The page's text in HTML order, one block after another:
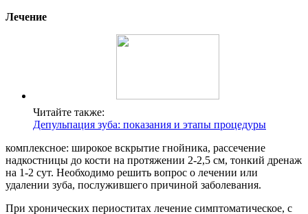
Лечение
Читайте также:
Депульпация зуба: показания и этапы процедуры
комплексное: широкое вскрытие гнойника, рассечение
надкостницы до кости на протяжении 2-2,5 см, тонкий дренаж
на 1-2 сут. Необходимо решить вопрос о лечении или
удалении зуба, послужившего причиной заболевания.
При хронических периоститах лечение симптоматическое, с